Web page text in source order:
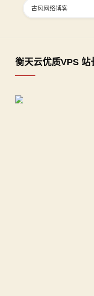
衡天云优质VPS 站